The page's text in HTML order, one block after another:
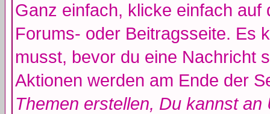
Ganz einfach, klicke einfach
Forums- oder Beitragsseite. Es
musst, bevor du eine Nachricht
Aktionen werden am Ende der
Themen erstellen, Du kannst